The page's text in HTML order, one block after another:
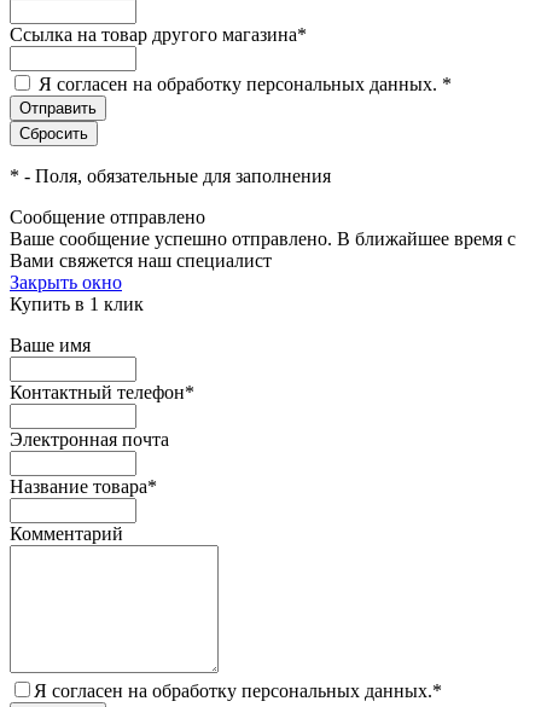
Ссылка на товар другого магазина*
Я согласен на обработку персональных данных. *
* - Поля, обязательные для заполнения
Сообщение отправлено
Ваше сообщение успешно отправлено. В ближайшее время с
Вами свяжется наш специалист
Закрыть окно
Купить в 1 клик
Ваше имя
Контактный телефон*
Электронная почта
Название товара*
Комментарий
Я согласен на обработку персональных данных.*